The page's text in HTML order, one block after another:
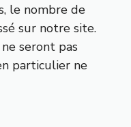
le nombre de
sur notre site.
seront pas
particulier ne